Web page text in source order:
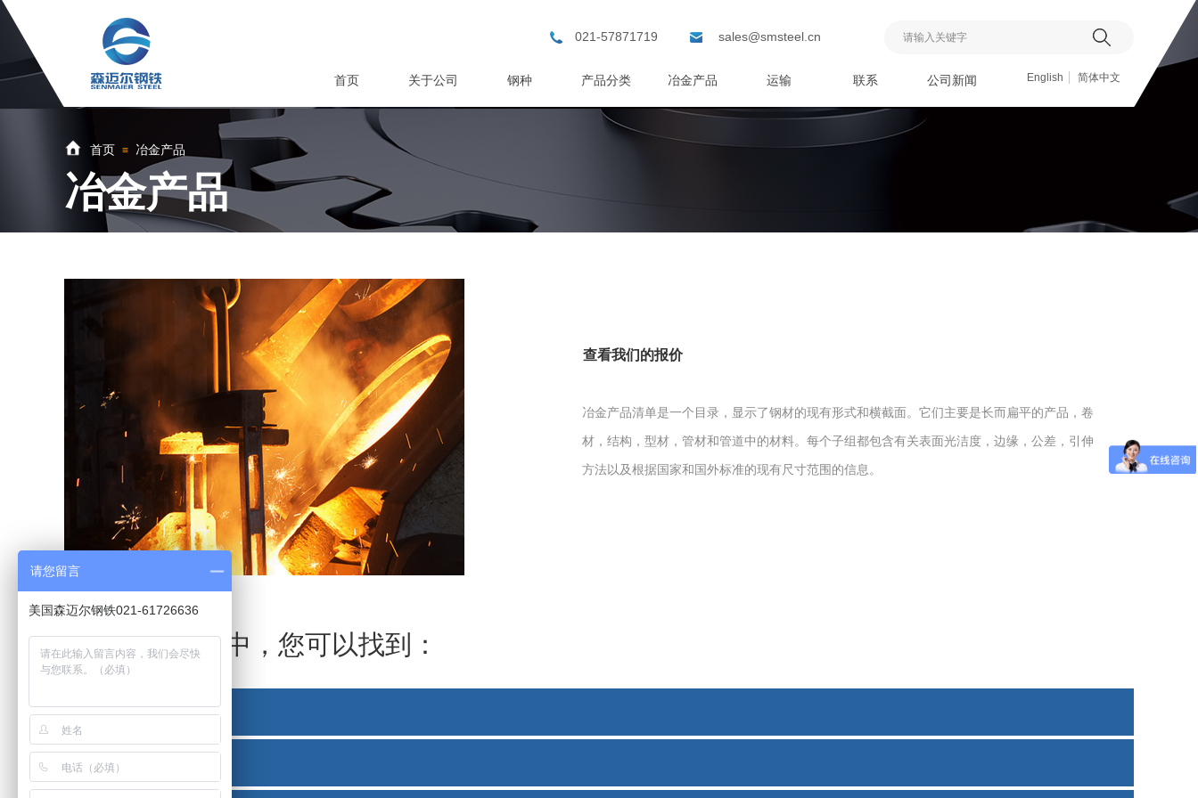
首页 ≡ 冶金产品
冶金产品
查看我们的报价
冶金产品清单是一个目录，显示了钢材的现有形式和横截面。它们主要是长而扁平的产品，卷
材，结构，型材，管材和管道中的材料。每个子组都包含有关表面光洁度，边缘，公差，引伸
方法以及根据国家和国外标准的现有尺寸范围的信息。
在我们的报价中，您可以找到：
圆钢棒材
English 简体中文
021-57871719 sales@smsteel.cn 搜索
首页 关于公司 钢种 产品分类 冶金产品 运输 联系 公司新闻
请您留言
美国森迈尔钢铁021-61726636